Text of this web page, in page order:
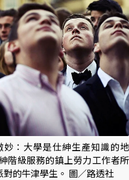
：大學是仕紳生產知識的地
階級服務的鎮上勞力工作者所
的牛津學生。 圖／路透社